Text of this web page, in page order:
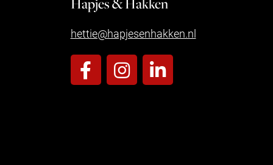
Hapjes & Hakken
hettie@hapjesenhakken.nl